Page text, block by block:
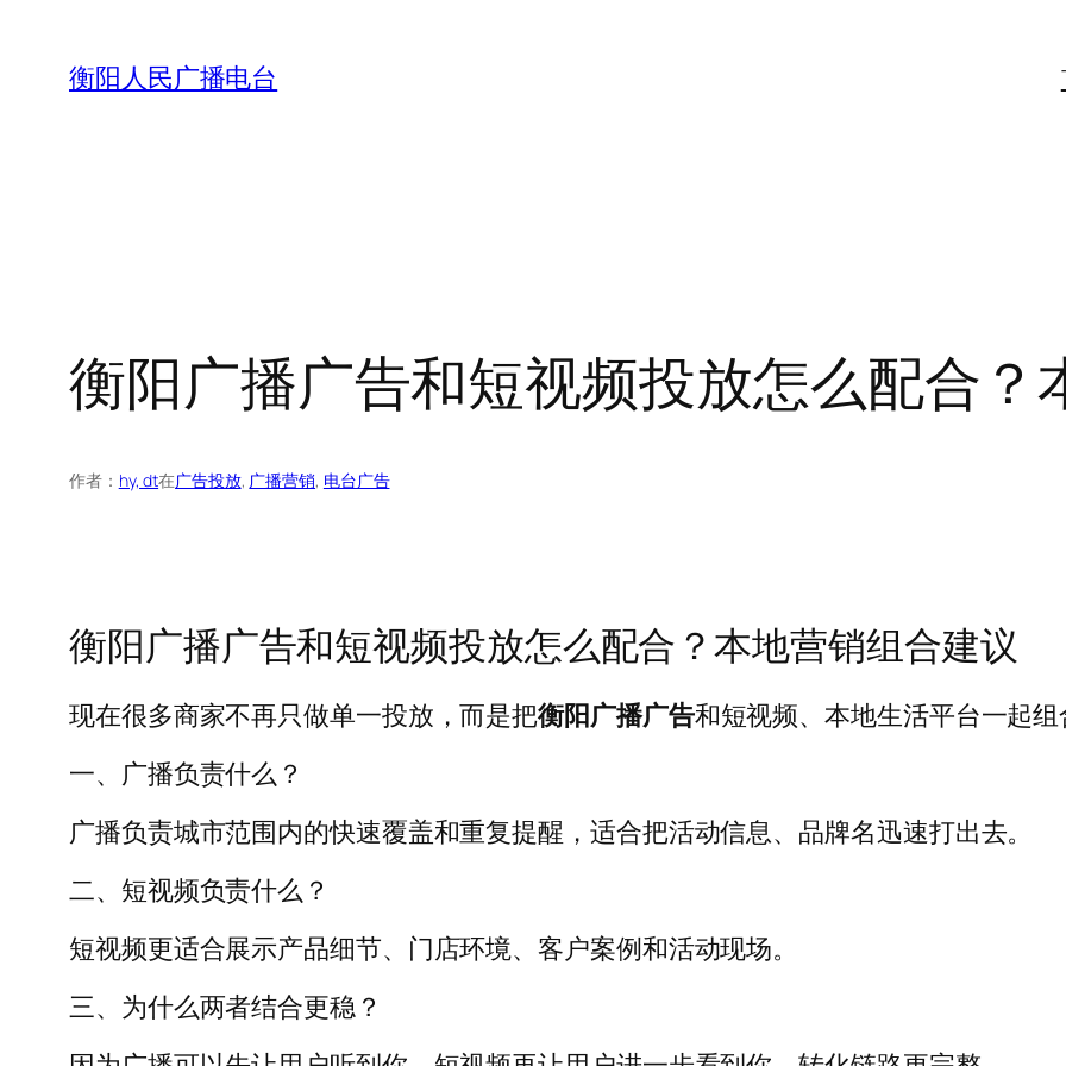
衡阳人民广播电台
衡阳广播广告和短视频投放怎么配合？
作者： hy, dt在广告投放, 广播营销, 电台广告
衡阳广播广告和短视频投放怎么配合？本地营销组合建议
现在很多商家不再只做单一投放，而是把衡阳广播广告和短视频、本地生活平台一起
一、广播负责什么？
广播负责城市范围内的快速覆盖和重复提醒，适合把活动信息、品牌名迅速打出去。
二、短视频负责什么？
短视频更适合展示产品细节、门店环境、客户案例和活动现场。
三、为什么两者结合更稳？